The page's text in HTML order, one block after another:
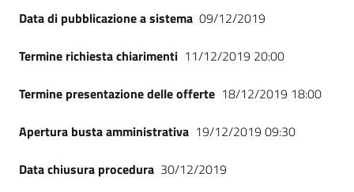
Data di pubblicazione a sistema 09/12/2019
Termine richiesta chiarimenti 11/12/2019 20:00
Termine presentazione delle offerte 18/12/2019 18:00
Apertura busta amministrativa 19/12/2019 09:30
Data chiusura procedura 30/12/2019